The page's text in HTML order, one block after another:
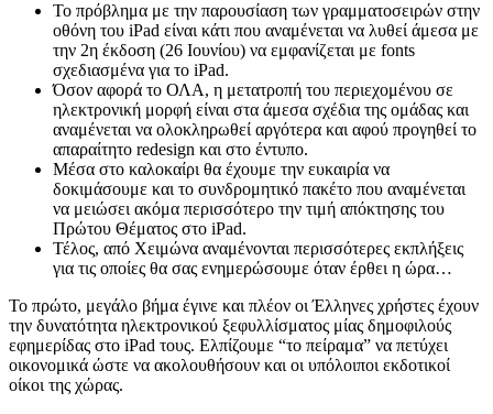
Το πρόβλημα με την παρουσίαση των γραμματοσειρών στην
οθόνη του iPad είναι κάτι που αναμένεται να λυθεί άμεσα με
την 2η έκδοση (26 Ιουνίου) να εμφανίζεται με fonts
σχεδιασμένα για το iPad.
Όσον αφορά το ΟΛΑ, η μετατροπή του περιεχομένου σε
ηλεκτρονική μορφή είναι στα άμεσα σχέδια της ομάδας και
αναμένεται να ολοκληρωθεί αργότερα και αφού προγηθεί το
απαραίτητο redesign και στο έντυπο.
Μέσα στο καλοκαίρι θα έχουμε την ευκαιρία να
δοκιμάσουμε και το συνδρομητικό πακέτο που αναμένεται
να μειώσει ακόμα περισσότερο την τιμή απόκτησης του
Πρώτου Θέματος στο iPad.
Τέλος, από Χειμώνα αναμένονται περισσότερες εκπλήξεις
για τις οποίες θα σας ενημερώσουμε όταν έρθει η ώρα…
Το πρώτο, μεγάλο βήμα έγινε και πλέον οι Έλληνες χρήστες έχουν
την δυνατότητα ηλεκτρονικού ξεφυλλίσματος μίας δημοφιλούς
εφημερίδας στο iPad τους. Ελπίζουμε “το πείραμα” να πετύχει
οικονομικά ώστε να ακολουθήσουν και οι υπόλοιποι εκδοτικοί
οίκοι της χώρας.